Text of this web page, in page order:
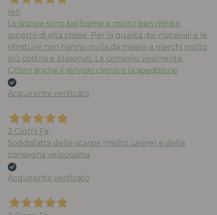
Ieri
Le scarpe sono bellissime e molto ben rifinite,
aspetto di alta classe. Per la qualità dei materiali e le
rifiniture non hanno nulla da inviare a marchi molto
più costosi e blasonati. Le consiglio vivamente.
Ottimi anche il servizio clienti e la spedizione
Acquirente verificato
2 Giorni Fa
Soddisfatta delle scarpe (molto carine) e della
consegna velocissima
Acquirente verificato